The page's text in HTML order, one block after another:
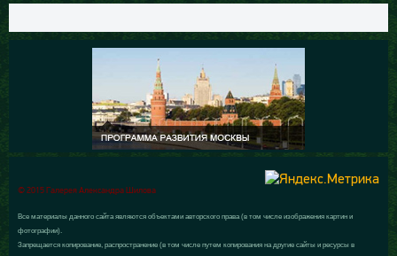
© 2015 Галерея Александра Шилова
Все материалы данного сайта являются объектами авторского права (в том числе изображения картин и
фотографии).
Запрещается копирование, распространение (в том числе путем копирования на другие сайты и ресурсы в